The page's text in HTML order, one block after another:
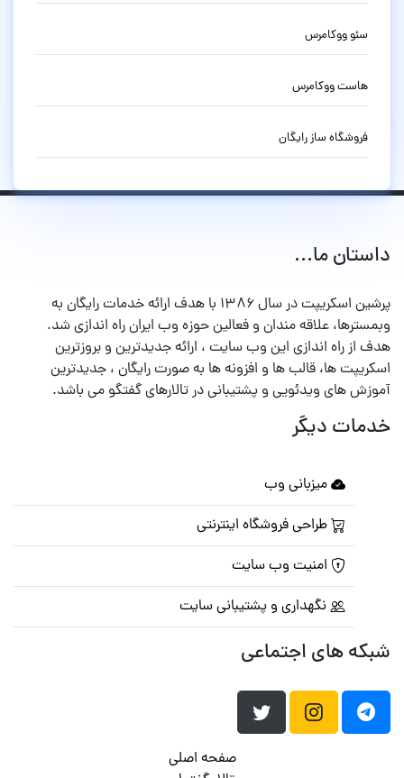
سئو ووکامرس
هاست ووکامرس
فروشگاه ساز رایگان
داستان ما...
پرشین اسکریپت در سال ۱۳۸۶ با هدف ارائه خدمات رایگان به
وبمسترها، علاقه مندان و فعالین حوزه وب ایران راه اندازی شد.
هدف از راه اندازی این وب سایت ، ارائه جدیدترین و بروزترین
اسکریپت ها، قالب ها و افزونه ها به صورت رایگان ، جدیدترین
آموزش های ویدئویی و پشتیبانی در تالارهای گفتگو می باشد.
خدمات دیگر
میزبانی وب
طراحی فروشگاه اینترنتی
امنیت وب سایت
نگهداری و پشتیبانی سایت
شبکه های اجتماعی
صفحه اصلی